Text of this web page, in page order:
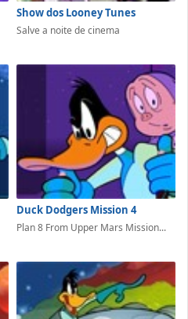
Show dos Looney Tunes
Salve a noite de cinema
Duck Dodgers Mission 4
Plan 8 From Upper Mars Mission...